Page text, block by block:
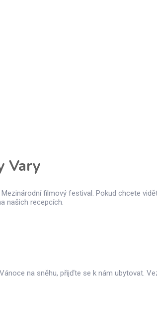
Vary
filmový festival. Pokud chcete
našich recepcích.
na sněhu, přijďte se k nám ubytovat.